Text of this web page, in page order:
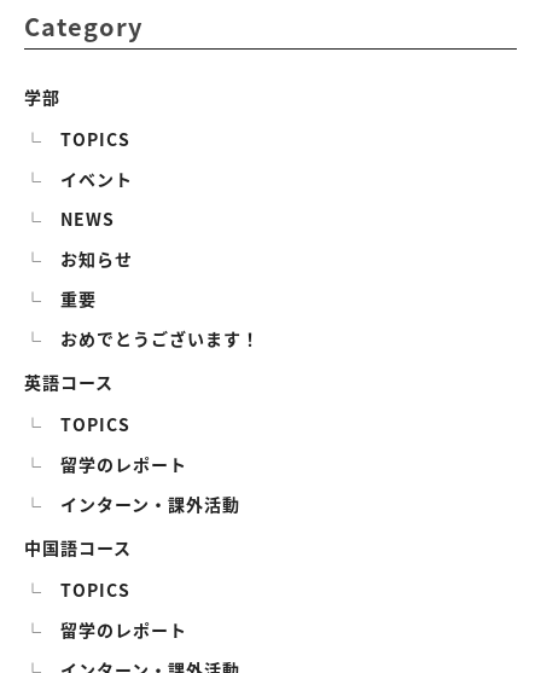
Category
学部
TOPICS
イベント
NEWS
お知らせ
重要
おめでとうございます！
英語コース
TOPICS
留学のレポート
インターン・課外活動
中国語コース
TOPICS
留学のレポート